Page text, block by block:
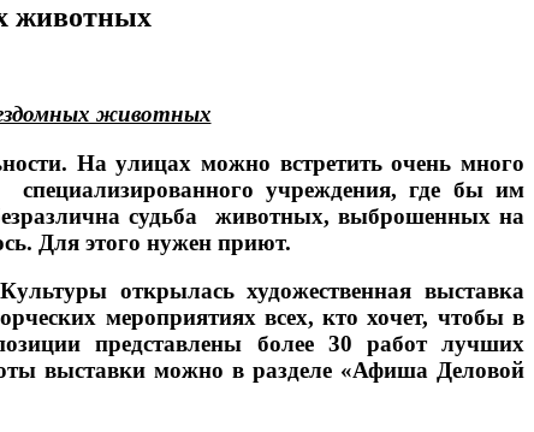
животных
животных
На улицах можно встретить очень много
учреждения, где бы им
судьба животных, выброшенных на
Для этого нужен приют.
открылась художественная выставка
мероприятиях всех, кто хочет, чтобы в
представлены более 30 работ лучших
выставки можно в разделе «Афиша Деловой